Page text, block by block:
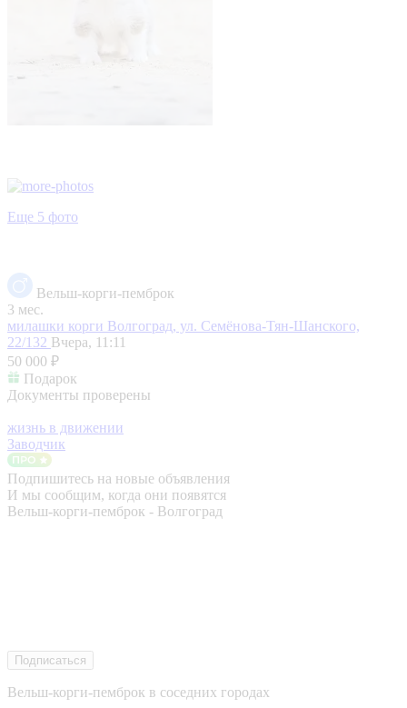
Еще 5 фото
Вельш-корги-пемброк
3 мес.
милашки корги Волгоград, ул. Семёнова-Тян-Шанского,
22/132 Вчера, 11:11
50 000 ₽
Подарок
Документы проверены
жизнь в движении
Заводчик
Подпишитесь на новые объявления
И мы сообщим, когда они появятся
Вельш-корги-пемброк - Волгоград
Подписаться
Вельш-корги-пемброк в соседних городах